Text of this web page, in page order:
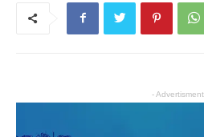
-